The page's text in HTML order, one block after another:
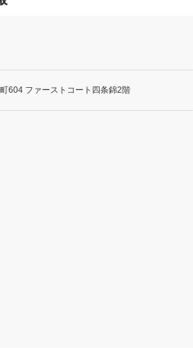
604 ファーストコート四条錦2階